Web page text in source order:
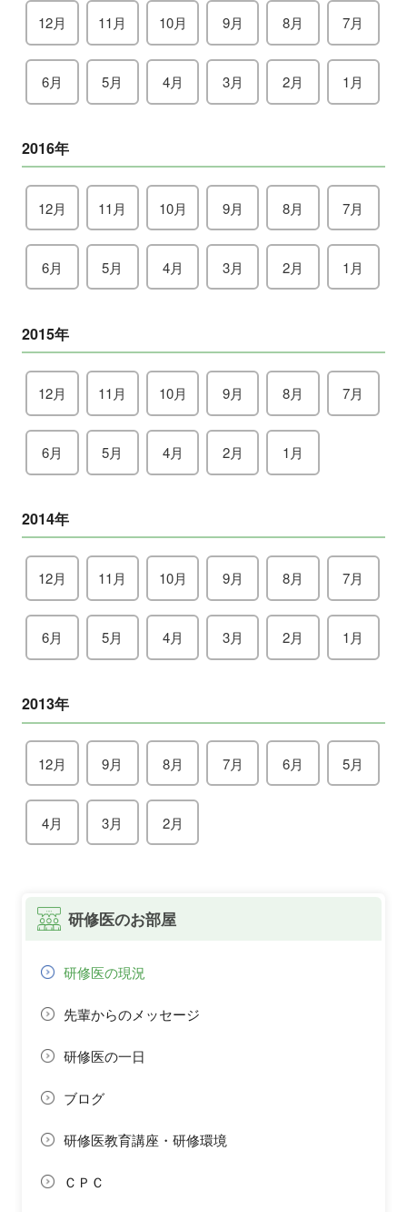
12月 11月 10月 9月 8月 7月
6月 5月 4月 3月 2月 1月
2016年
12月 11月 10月 9月 8月 7月
6月 5月 4月 3月 2月 1月
2015年
12月 11月 10月 9月 8月 7月
6月 5月 4月 2月 1月
2014年
12月 11月 10月 9月 8月 7月
6月 5月 4月 3月 2月 1月
2013年
12月 9月 8月 7月 6月 5月
4月 3月 2月
研修医のお部屋
研修医の現況
先輩からのメッセージ
研修医の一日
ブログ
研修医教育講座・研修環境
ＣＰＣ